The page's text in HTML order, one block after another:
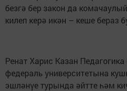
безгә бер закон да
килеп керә икән – кеше бераз
Ренат Харис Казан
федераль университетына
эшләнүе турында әйтте һәм